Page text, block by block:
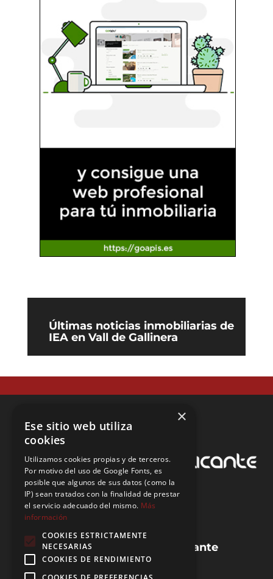
Últimas noticias inmobiliarias de
IEA en Vall de Gallinera
Guias de la provincia de Alicante
Preguntas frecuentes (FAQ)
×
Ese sitio web utiliza
cookies
Utilizamos cookies propias y de terceros.
Por motivo del uso de Google Fonts, es
posible que algunos de sus datos (como la
IP) sean tratados con la finalidad de prestar
el servicio adecuado del mismo. Más
información
COOKIES ESTRICTAMENTE
NECESARIAS
COOKIES DE RENDIMIENTO